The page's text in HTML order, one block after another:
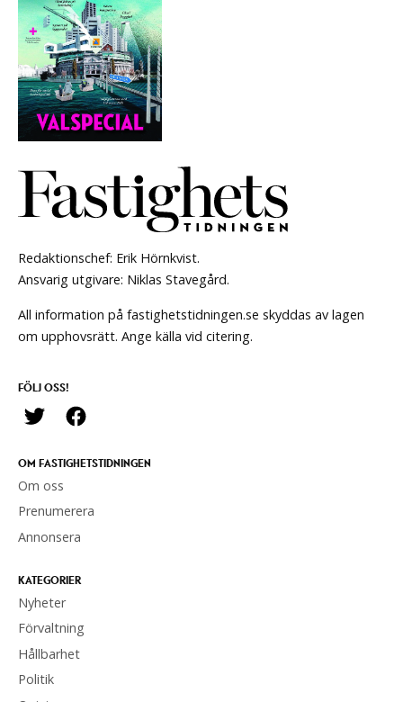
Redaktionschef: Erik Hörnkvist.
Ansvarig utgivare: Niklas Stavegård.
All information på fastighetstidningen.se skyddas av lagen
om upphovsrätt. Ange källa vid citering.
FÖLJ OSS!
OM FASTIGHETSTIDNINGEN
Om oss
Prenumerera
Annonsera
KATEGORIER
Nyheter
Förvaltning
Hållbarhet
Politik